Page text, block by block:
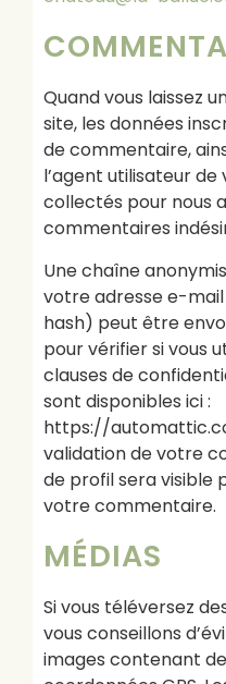
Quand vous laissez
site, les données
de commentaire,
l’agent utilisateur
collectés pour nous
commentaires
Une chaîne
votre adresse e-
hash) peut être
pour vérifier si vous
clauses de
sont disponibles ici :
https://
validation de votre
de profil sera visible
votre commentaire.
MÉDIAS
Si vous téléversez
vous conseillons
images contenant